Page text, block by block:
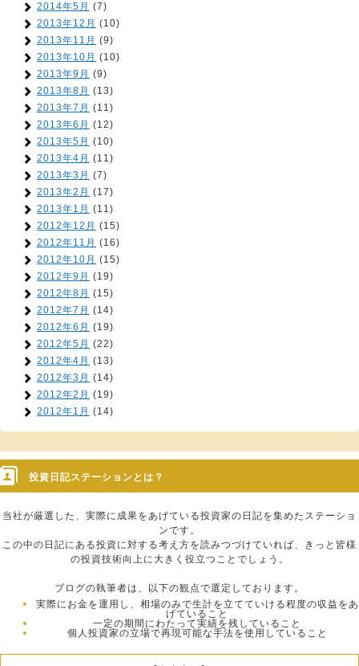
2014年5月 (7)
2013年12月 (10)
2013年11月 (9)
2013年10月 (10)
2013年9月 (9)
2013年8月 (13)
2013年7月 (11)
2013年6月 (12)
2013年5月 (10)
2013年4月 (11)
2013年3月 (7)
2013年2月 (17)
2013年1月 (11)
2012年12月 (15)
2012年11月 (16)
2012年10月 (15)
2012年9月 (19)
2012年8月 (15)
2012年7月 (14)
2012年6月 (19)
2012年5月 (22)
2012年4月 (13)
2012年3月 (14)
2012年2月 (19)
2012年1月 (14)
投資日記ステーションとは？
当社が厳選した、実際に成果をあげている投資家の日記を集めたステーショ
ンです。
この中の日記にある投資に対する考え方を読みつづけていれば、きっと皆様
の投資技術向上に大きく役立つことでしょう。
ブログの執筆者は、以下の観点で選定しております。
実際にお金を運用し、相場のみで生計を立てていける程度の収益をあ
げていること
一定の期間にわたって実績を残していること
個人投資家の立場で再現可能な手法を使用していること